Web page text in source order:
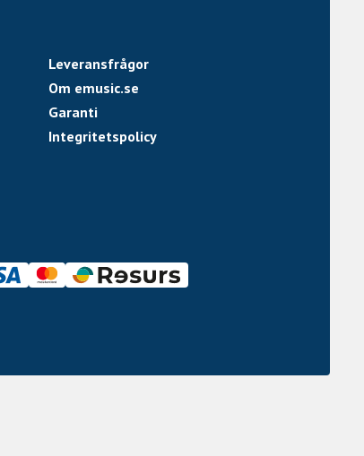
Leveransfrågor
Om emusic.se
Garanti
Integritetspolicy